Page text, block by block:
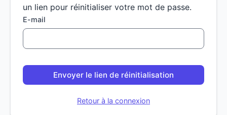
un lien pour réinitialiser votre mot de passe.
E-mail
Envoyer le lien de réinitialisation
Retour à la connexion